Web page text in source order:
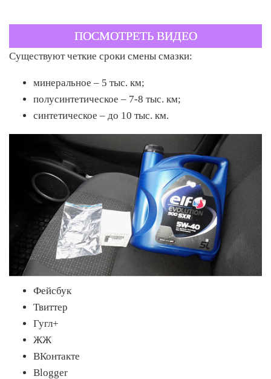
ПОСМОТРЕТЬ ВИДЕО
Существуют четкие сроки смены смазки:
минеральное – 5 тыс. км;
полусинтетическое – 7-8 тыс. км;
синтетическое – до 10 тыс. км.
Фейсбук
Твиттер
Гугл+
ЖЖ
ВКонтакте
Blogger